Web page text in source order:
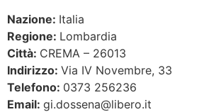
Nazione: Italia
Regione: Lombardia
Città: CREMA – 26013
Indirizzo: Via IV Novembre, 33
Telefono: 0373 256236
Email: gi.dossena@libero.it